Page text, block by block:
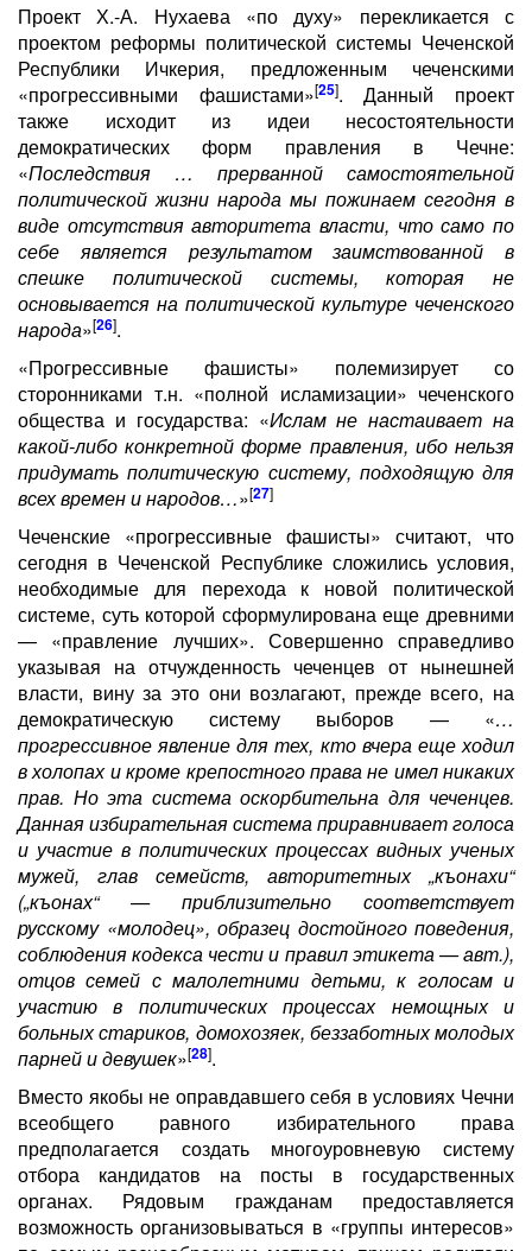
Проект Х.-А. Нухаева «по духу» перекликается с
проектом реформы политической системы Чеченской
Республики Ичкерия, предложенным чеченскими
«прогрессивными фашистами»[25]. Данный проект
также исходит из идеи несостоятельности
демократических форм правления в Чечне:
«Последствия … прерванной самостоятельной
политической жизни народа мы пожинаем сегодня в
виде отсутствия авторитета власти, что само по
себе является результатом заимствованной в
спешке политической системы, которая не
основывается на политической культуре чеченского
народа»[26].
«Прогрессивные фашисты» полемизирует со
сторонниками т.н. «полной исламизации» чеченского
общества и государства: «Ислам не настаивает на
какой-либо конкретной форме правления, ибо нельзя
придумать политическую систему, подходящую для
всех времен и народов…»[27]
Чеченские «прогрессивные фашисты» считают, что
сегодня в Чеченской Республике сложились условия,
необходимые для перехода к новой политической
системе, суть которой сформулирована еще древними
— «правление лучших». Совершенно справедливо
указывая на отчужденность чеченцев от нынешней
власти, вину за это они возлагают, прежде всего, на
демократическую систему выборов — «…
прогрессивное явление для тех, кто вчера еще ходил
в холопах и кроме крепостного права не имел никаких
прав. Но эта система оскорбительна для чеченцев.
Данная избирательная система приравнивает голоса
и участие в политических процессах видных ученых
мужей, глав семейств, авторитетных „къонахи“
(„къонах“ — приблизительно соответствует
русскому «молодец», образец достойного поведения,
соблюдения кодекса чести и правил этикета — авт.),
отцов семей с малолетними детьми, к голосам и
участию в политических процессах немощных и
больных стариков, домохозяек, беззаботных молодых
парней и девушек»[28].
Вместо якобы не оправдавшего себя в условиях Чечни
всеобщего равного избирательного права
предполагается создать многоуровневую систему
отбора кандидатов на посты в государственных
органах. Рядовым гражданам предоставляется
возможность организовываться в «группы интересов»